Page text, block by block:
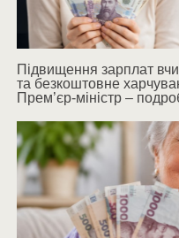
Підвищення зарплат
та безкоштовне
Прем’єр-міністр –